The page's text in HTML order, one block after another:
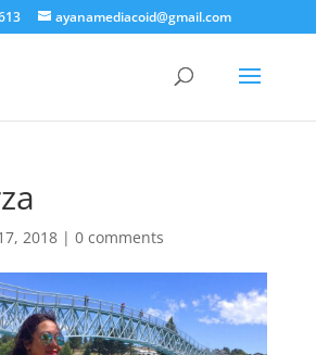
ayanamediacoid@gmail.com
2018| 0 comments